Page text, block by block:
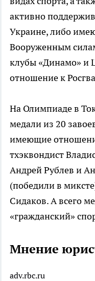
активно
Украине, либо
Вооруженным
клубы «Динамо»
отношение к
На Олимпиаде в
медали из 20
имеющие
тхэквондист
Андрей Рублев и
(победили в
Сидаков. А всего
«гражданский»
Мнение
adv.rbc.ru